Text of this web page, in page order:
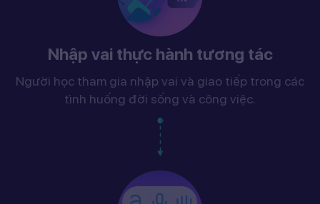
Nhập vai thực hành tương tác
Người học tham gia nhập vai và giao tiếp trong các
tình huống đời sống và công việc.